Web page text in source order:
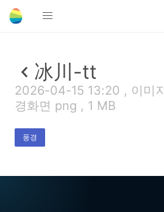
冰川-tt
2026-04-15 13:20 , 이미
경화면 png , 1 MB
풍경